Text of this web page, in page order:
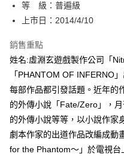
１．於結帳方式選擇「AFTEE先
結帳頁面，進行簡訊認證並確認
２．訂單成立數日內，您將收到繳
ATM／網路銀行／等多元方式進行
※ 請注意：結帳手續完成當下不
購買商品的店家。未經商家同意
後付繳納相關費用。
※ 交易是否成功請以「AFTEE先
是否繳費成功／繳費後需取消欲
【注意事項】
１．透過由恩沛科技股份有限公
易，需依本服務之必要範圍內提
付款後全家取貨
每筆NT$80，滿NT$500(含以
付款後萊爾富取貨
每筆NT$80，滿NT$500(含以
7-11取貨付款
每筆NT$80，滿NT$500(含以
等 級：普遍級
上市日：2014/4/10
銷售重點
姓名:虛淵玄遊戲製作公司「
「PHANTOM OF INFERNO
每部作品都引發話題。近年的
的外傳小說「Fate/Zero」，
的外傳小說等等，以小說作家
劇本作家的出道作品改編成動
for the Phantom～」於電視台